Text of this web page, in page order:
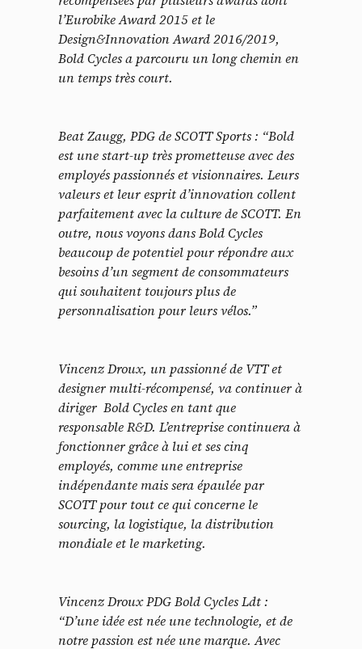
l’Eurobike Award 2015 et le
Design&Innovation Award 2016/2019,
Bold Cycles a parcouru un long chemin en
un temps très court.
Beat Zaugg, PDG de SCOTT Sports : “Bold
est une start-up très prometteuse avec des
employés passionnés et visionnaires. Leurs
valeurs et leur esprit d’innovation collent
parfaitement avec la culture de SCOTT. En
outre, nous voyons dans Bold Cycles
beaucoup de potentiel pour répondre aux
besoins d’un segment de consommateurs
qui souhaitent toujours plus de
personnalisation pour leurs vélos.”
Vincenz Droux, un passionné de VTT et
designer multi-récompensé, va continuer à
diriger Bold Cycles en tant que
responsable R&D. L’entreprise continuera à
fonctionner grâce à lui et ses cinq
employés, comme une entreprise
indépendante mais sera épaulée par
SCOTT pour tout ce qui concerne le
sourcing, la logistique, la distribution
mondiale et le marketing.
Vincenz Droux PDG Bold Cycles Ldt :
“D’une idée est née une technologie, et de
notre passion est née une marque. Avec